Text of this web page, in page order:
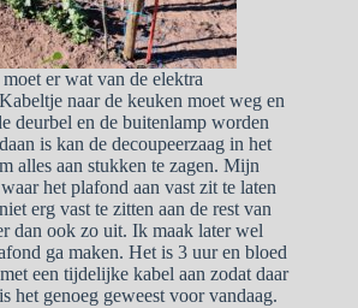
er wat van de elektra
naar de keuken moet weg en
deurbel en de buitenlamp worden
is kan de decoupeerzaag in het
alles aan stukken te zagen. Mijn
het plafond aan vast zit te laten
erg vast te zitten aan de rest van
dan ook zo uit. Ik maak later wel
ga maken. Het is 3 uur en bloed
een tijdelijke kabel aan zodat daar
het genoeg geweest voor vandaag.